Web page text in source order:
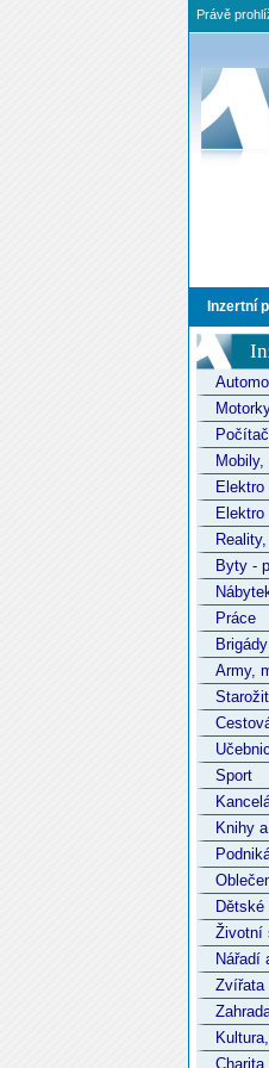
Právě
Inzertní
Byty -
Práce
Army,
Sport
Knihy
Životní
Nářadí
Zvířata
Charita